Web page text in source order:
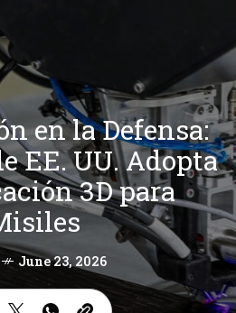
en la Defensa:
EE. UU. Adopta
3D para
June 23, 2026